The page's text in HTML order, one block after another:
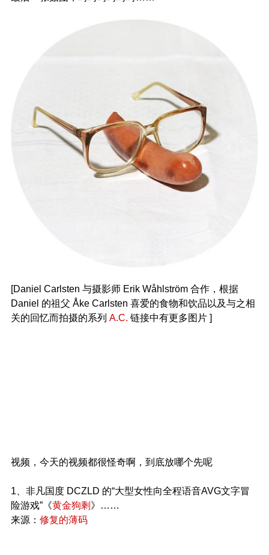
[Daniel Carlsten 与摄影师 Erik Wåhlström 合作，根据
Daniel 的祖父 Åke Carlsten 喜爱的食物和饮品以及与之相
关的回忆而拍摄的系列 A.C. 链接中有更多图片 ]
视频，今天的视频都很怪奇啊，到底放哪个先呢
1、非凡国度 DCZLD 的“大型女性向全程语音AVG文字冒
险游戏”《黄金狗剩 》……
来源： 修复的薄码